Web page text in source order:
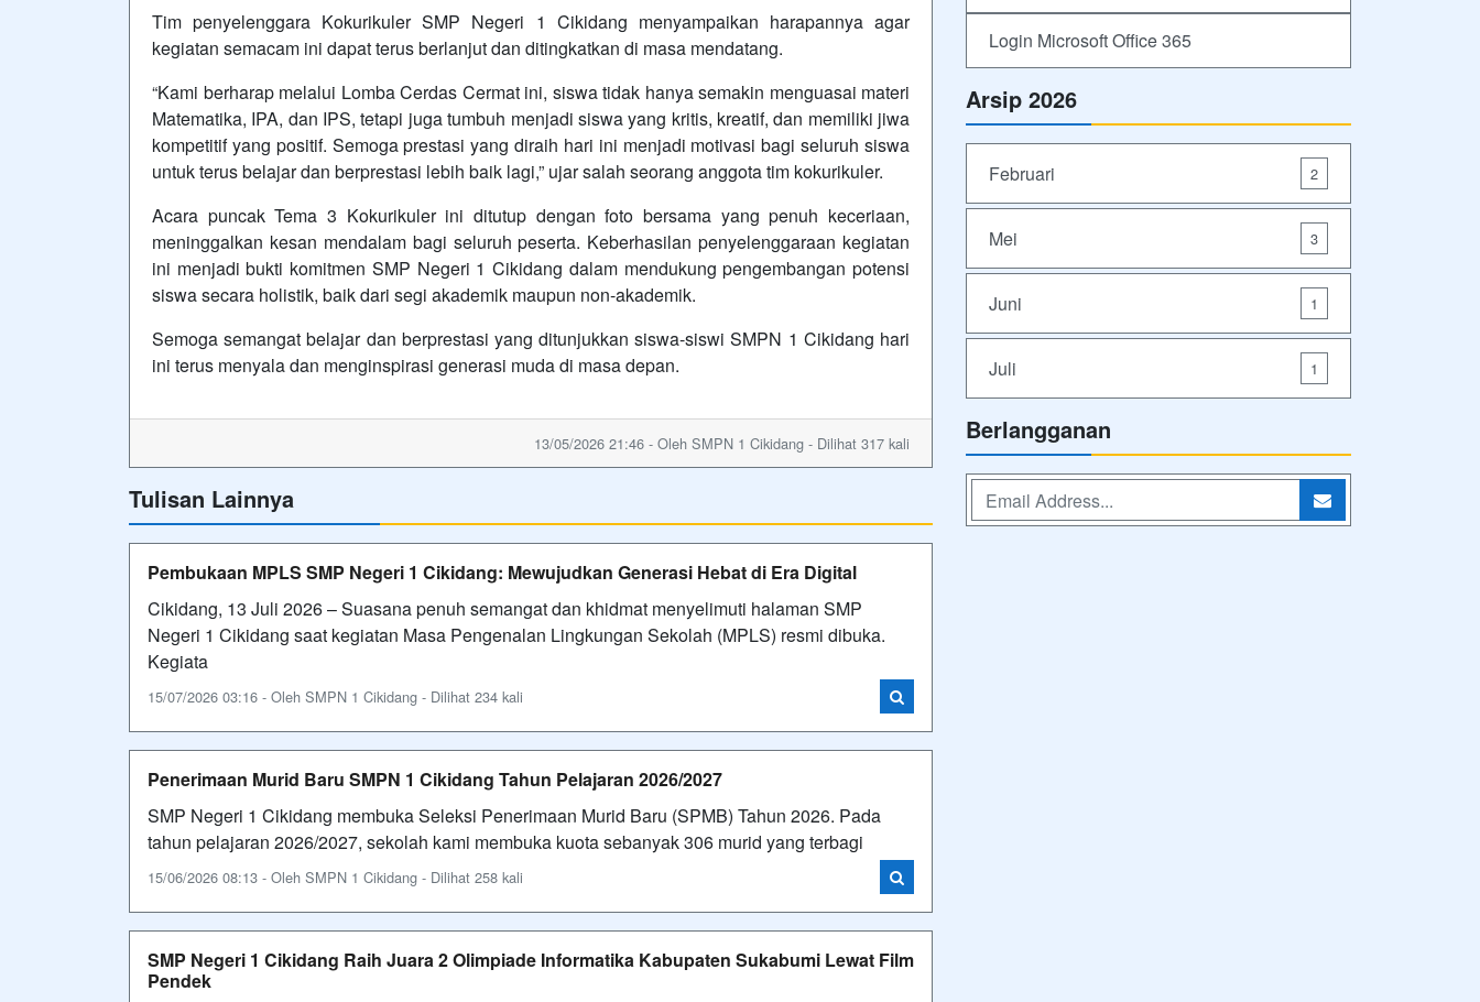
Tim penyelenggara Kokurikuler SMP Negeri 1 Cikidang menyampaikan harapannya agar
kegiatan semacam ini dapat terus berlanjut dan ditingkatkan di masa mendatang.
“Kami berharap melalui Lomba Cerdas Cermat ini, siswa tidak hanya semakin menguasai materi
Matematika, IPA, dan IPS, tetapi juga tumbuh menjadi siswa yang kritis, kreatif, dan memiliki jiwa
kompetitif yang positif. Semoga prestasi yang diraih hari ini menjadi motivasi bagi seluruh siswa
untuk terus belajar dan berprestasi lebih baik lagi,” ujar salah seorang anggota tim kokurikuler.
Acara puncak Tema 3 Kokurikuler ini ditutup dengan foto bersama yang penuh keceriaan,
meninggalkan kesan mendalam bagi seluruh peserta. Keberhasilan penyelenggaraan kegiatan
ini menjadi bukti komitmen SMP Negeri 1 Cikidang dalam mendukung pengembangan potensi
siswa secara holistik, baik dari segi akademik maupun non-akademik.
Semoga semangat belajar dan berprestasi yang ditunjukkan siswa-siswi SMPN 1 Cikidang hari
ini terus menyala dan menginspirasi generasi muda di masa depan.
13/05/2026 21:46 - Oleh SMPN 1 Cikidang - Dilihat 317 kali
Tulisan Lainnya
Pembukaan MPLS SMP Negeri 1 Cikidang: Mewujudkan Generasi Hebat di Era Digital
Cikidang, 13 Juli 2026 – Suasana penuh semangat dan khidmat menyelimuti halaman SMP
Negeri 1 Cikidang saat kegiatan Masa Pengenalan Lingkungan Sekolah (MPLS) resmi dibuka.
Kegiata
15/07/2026 03:16 - Oleh SMPN 1 Cikidang - Dilihat 234 kali
Penerimaan Murid Baru SMPN 1 Cikidang Tahun Pelajaran 2026/2027
SMP Negeri 1 Cikidang membuka Seleksi Penerimaan Murid Baru (SPMB) Tahun 2026. Pada
tahun pelajaran 2026/2027, sekolah kami membuka kuota sebanyak 306 murid yang terbagi
15/06/2026 08:13 - Oleh SMPN 1 Cikidang - Dilihat 258 kali
SMP Negeri 1 Cikidang Raih Juara 2 Olimpiade Informatika Kabupaten Sukabumi Lewat Film
Pendek
Login Microsoft Office 365
Arsip 2026
Februari 2
Mei 3
Juni 1
Juli 1
Berlangganan